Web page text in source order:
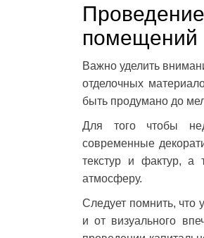
помещений
Важно уделить
отделочных
быть продумано до
Для того чтобы
современные
текстур и фактур, а
атмосферу.
Следует помнить, что
и от визуального